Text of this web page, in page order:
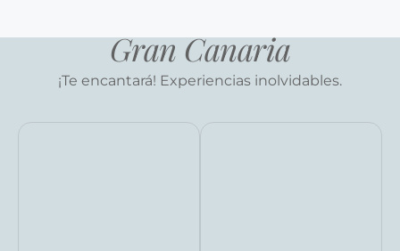
Gran Canaria
¡Te encantará! Experiencias inolvidables.